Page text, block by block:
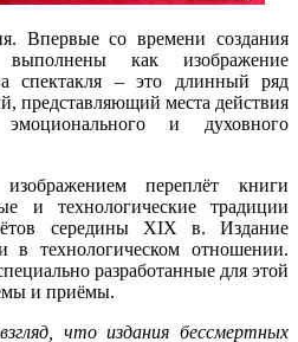
Впервые со времени создания
выполнены как изображение
спектакля – это длинный ряд
представляющий места действия
и духовного
переплёт книги
и технологические традиции
середины ХIХ в. Издание
в технологическом отношении.
разработанные для этой
и приёмы.
что издания бессмертных